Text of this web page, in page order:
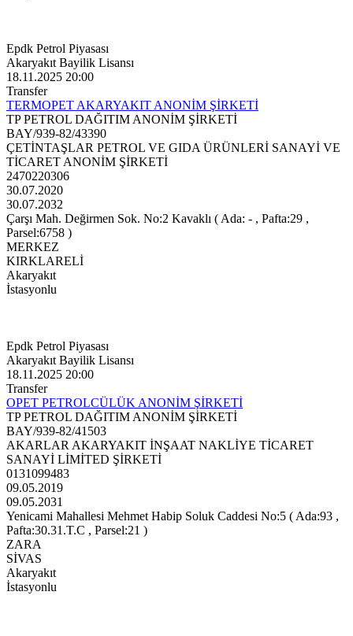
Epdk Petrol Piyasası
Akaryakıt Bayilik Lisansı
18.11.2025 20:00
Transfer
TERMOPET AKARYAKIT ANONİM ŞİRKETİ
TP PETROL DAĞITIM ANONİM ŞİRKETİ
BAY/939-82/43390
ÇETİNTAŞLAR PETROL VE GIDA ÜRÜNLERİ SANAYİ VE
TİCARET ANONİM ŞİRKETİ
2470220306
30.07.2020
30.07.2032
Çarşı Mah. Değirmen Sok. No:2 Kavaklı ( Ada: - , Pafta:29 ,
Parsel:6758 )
MERKEZ
KIRKLARELİ
Akaryakıt
İstasyonlu
Epdk Petrol Piyasası
Akaryakıt Bayilik Lisansı
18.11.2025 20:00
Transfer
OPET PETROLCÜLÜK ANONİM ŞİRKETİ
TP PETROL DAĞITIM ANONİM ŞİRKETİ
BAY/939-82/41503
AKARLAR AKARYAKIT İNŞAAT NAKLİYE TİCARET
SANAYİ LİMİTED ŞİRKETİ
0131099483
09.05.2019
09.05.2031
Yenicami Mahallesi Mehmet Habip Soluk Caddesi No:5 ( Ada:93 ,
Pafta:30.31.T.C , Parsel:21 )
ZARA
SİVAS
Akaryakıt
İstasyonlu